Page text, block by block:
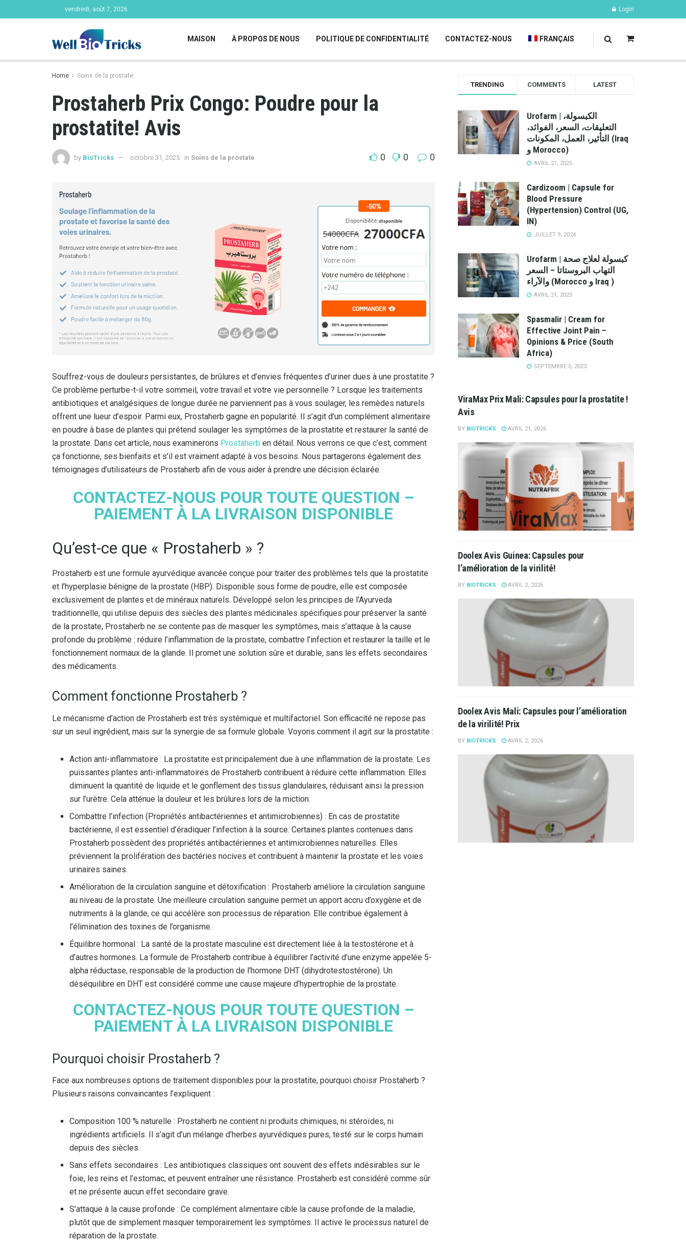
vendredi, août 7, 2026 Login
MAISON À PROPOS DE NOUS POLITIQUE DE CONFIDENTIALITÉ CONTACTEZ-NOUS FRANÇAIS
Home Soins de la prostate
Prostaherb Prix Congo: Poudre pour la
prostatite! Avis
by BioTricks octobre 31, 2025 in Soins de la prostate 0 0 0
Souffrez-vous de douleurs persistantes, de brûlures et d’envies fréquentes d’uriner dues à une prostatite ?
Ce problème perturbe-t-il votre sommeil, votre travail et votre vie personnelle ? Lorsque les traitements
antibiotiques et analgésiques de longue durée ne parviennent pas à vous soulager, les remèdes naturels
offrent une lueur d’espoir. Parmi eux, Prostaherb gagne en popularité. Il s’agit d’un complément alimentaire
en poudre à base de plantes qui prétend soulager les symptômes de la prostatite et restaurer la santé de
la prostate. Dans cet article, nous examinerons Prostaherb en détail. Nous verrons ce que c’est, comment
ça fonctionne, ses bienfaits et s’il est vraiment adapté à vos besoins. Nous partagerons également des
témoignages d’utilisateurs de Prostaherb afin de vous aider à prendre une décision éclairée.
CONTACTEZ-NOUS POUR TOUTE QUESTION –
PAIEMENT À LA LIVRAISON DISPONIBLE
Qu’est-ce que « Prostaherb » ?
Prostaherb est une formule ayurvédique avancée conçue pour traiter des problèmes tels que la prostatite
et l’hyperplasie bénigne de la prostate (HBP). Disponible sous forme de poudre, elle est composée
exclusivement de plantes et de minéraux naturels. Développé selon les principes de l’Ayurveda
traditionnelle, qui utilise depuis des siècles des plantes médicinales spécifiques pour préserver la santé
de la prostate, Prostaherb ne se contente pas de masquer les symptômes, mais s’attaque à la cause
profonde du problème : réduire l’inflammation de la prostate, combattre l’infection et restaurer la taille et le
fonctionnement normaux de la glande. Il promet une solution sûre et durable, sans les effets secondaires
des médicaments.
Comment fonctionne Prostaherb ?
Le mécanisme d’action de Prostaherb est très systémique et multifactoriel. Son efficacité ne repose pas
sur un seul ingrédient, mais sur la synergie de sa formule globale. Voyons comment il agit sur la prostatite :
Action anti-inflammatoire : La prostatite est principalement due à une inflammation de la prostate. Les
puissantes plantes anti-inflammatoires de Prostaherb contribuent à réduire cette inflammation. Elles
diminuent la quantité de liquide et le gonflement des tissus glandulaires, réduisant ainsi la pression
sur l’urètre. Cela atténue la douleur et les brûlures lors de la miction.
Combattre l’infection (Propriétés antibactériennes et antimicrobiennes) : En cas de prostatite
bactérienne, il est essentiel d’éradiquer l’infection à la source. Certaines plantes contenues dans
Prostaherb possèdent des propriétés antibactériennes et antimicrobiennes naturelles. Elles
préviennent la prolifération des bactéries nocives et contribuent à maintenir la prostate et les voies
urinaires saines.
Amélioration de la circulation sanguine et détoxification : Prostaherb améliore la circulation sanguine
au niveau de la prostate. Une meilleure circulation sanguine permet un apport accru d’oxygène et de
nutriments à la glande, ce qui accélère son processus de réparation. Elle contribue également à
l’élimination des toxines de l’organisme.
Équilibre hormonal : La santé de la prostate masculine est directement liée à la testostérone et à
d’autres hormones. La formule de Prostaherb contribue à équilibrer l’activité d’une enzyme appelée 5-
alpha réductase, responsable de la production de l’hormone DHT (dihydrotestostérone). Un
déséquilibre en DHT est considéré comme une cause majeure d’hypertrophie de la prostate.
CONTACTEZ-NOUS POUR TOUTE QUESTION –
PAIEMENT À LA LIVRAISON DISPONIBLE
Pourquoi choisir Prostaherb ?
Face aux nombreuses options de traitement disponibles pour la prostatite, pourquoi choisir Prostaherb ?
Plusieurs raisons convaincantes l’expliquent :
Composition 100 % naturelle : Prostaherb ne contient ni produits chimiques, ni stéroïdes, ni
ingrédients artificiels. Il s’agit d’un mélange d’herbes ayurvédiques pures, testé sur le corps humain
depuis des siècles.
Sans effets secondaires : Les antibiotiques classiques ont souvent des effets indésirables sur le
foie, les reins et l’estomac, et peuvent entraîner une résistance. Prostaherb est considéré comme sûr
et ne présente aucun effet secondaire grave.
S’attaque à la cause profonde : Ce complément alimentaire cible la cause profonde de la maladie,
plutôt que de simplement masquer temporairement les symptômes. Il active le processus naturel de
réparation de la prostate.
TRENDING COMMENTS LATEST
Urofarm | الكبسولة،
التعليقات، السعر، الفوائد،
التأثير، العمل، المكونات (Iraq
و Morocco)
AVRIL 21, 2025
Cardizoom | Capsule for
Blood Pressure
(Hypertension) Control (UG,
IN)
JUILLET 9, 2024
Urofarm | كبسولة لعلاج صحة
التهاب البروستاتا – السعر
والآراء (Morocco و Iraq )
AVRIL 21, 2025
Spasmalir | Cream for
Effective Joint Pain –
Opinions & Price (South
Africa)
SEPTEMBRE 5, 2023
ViraMax Prix Mali: Capsules pour la prostatite !
Avis
BY BIOTRICKS AVRIL 21, 2026
Doolex Avis Guinea: Capsules pour
l’amélioration de la virilité!
BY BIOTRICKS AVRIL 2, 2026
Doolex Avis Mali: Capsules pour l’amélioration
de la virilité! Prix
BY BIOTRICKS AVRIL 2, 2026